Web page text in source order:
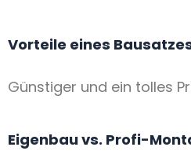
Vorteile eines
Günstiger und ein tolles
Eigenbau vs. Profi-